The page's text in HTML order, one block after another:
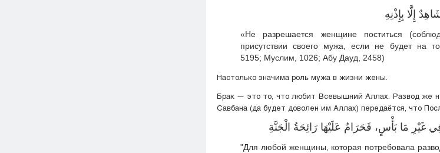
إِلَّا بِإِذْنِهِ
«Не разрешается женщине поститься
присутствии своего мужа, если не будет на
5195; Муслим, 1026; Абу Дауд, 2458)
Настолько значима роль мужа в жизни жены.
Брак — это то, что любит Всевышний Аллах. Развод же
غَيْرِ مَا بَأْسٍ، فَحَرَامٌ عَلَيْهَا رَائِحَةُ الْجَنَّةِ
"Для любой женщины, которая потребовала